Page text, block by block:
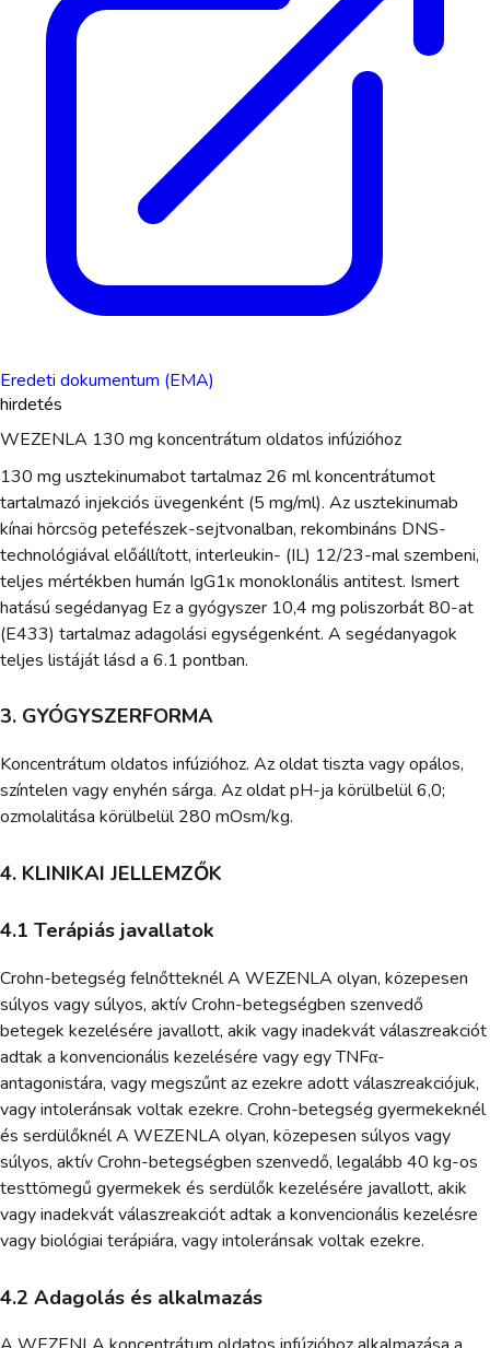
Eredeti dokumentum (EMA)
hirdetés
WEZENLA 130 mg koncentrátum oldatos infúzióhoz
130 mg usztekinumabot tartalmaz 26 ml koncentrátumot
tartalmazó injekciós üvegenként (5 mg/ml). Az usztekinumab
kínai hörcsög petefészek-sejtvonalban, rekombináns DNS-
technológiával előállított, interleukin- (IL) 12/23-mal szembeni,
teljes mértékben humán IgG1κ monoklonális antitest. Ismert
hatású segédanyag Ez a gyógyszer 10,4 mg poliszorbát 80-at
(E433) tartalmaz adagolási egységenként. A segédanyagok
teljes listáját lásd a 6.1 pontban.
3. GYÓGYSZERFORMA
Koncentrátum oldatos infúzióhoz. Az oldat tiszta vagy opálos,
színtelen vagy enyhén sárga. Az oldat pH-ja körülbelül 6,0;
ozmolalitása körülbelül 280 mOsm/kg.
4. KLINIKAI JELLEMZŐK
4.1 Terápiás javallatok
Crohn-betegség felnőtteknél A WEZENLA olyan, közepesen
súlyos vagy súlyos, aktív Crohn-betegségben szenvedő
betegek kezelésére javallott, akik vagy inadekvát válaszreakciót
adtak a konvencionális kezelésére vagy egy TNFα-
antagonistára, vagy megszűnt az ezekre adott válaszreakciójuk,
vagy intoleránsak voltak ezekre. Crohn-betegség gyermekeknél
és serdülőknél A WEZENLA olyan, közepesen súlyos vagy
súlyos, aktív Crohn-betegségben szenvedő, legalább 40 kg-os
testtömegű gyermekek és serdülők kezelésére javallott, akik
vagy inadekvát válaszreakciót adtak a konvencionális kezelésre
vagy biológiai terápiára, vagy intoleránsak voltak ezekre.
4.2 Adagolás és alkalmazás